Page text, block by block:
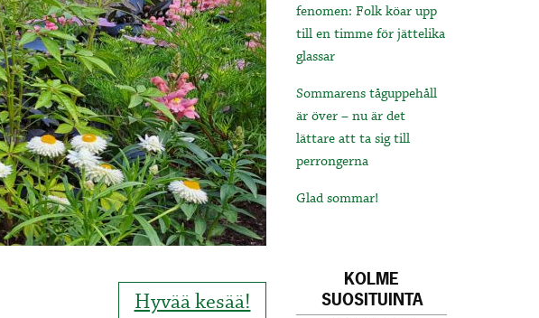
Hyvää kesää!
fenomen: Folk köar upp
till en timme för jättelika
glassar
Sommarens tåguppehåll
är över – nu är det
lättare att ta sig till
perrongerna
Glad sommar!
KOLME
SUOSITUINTA